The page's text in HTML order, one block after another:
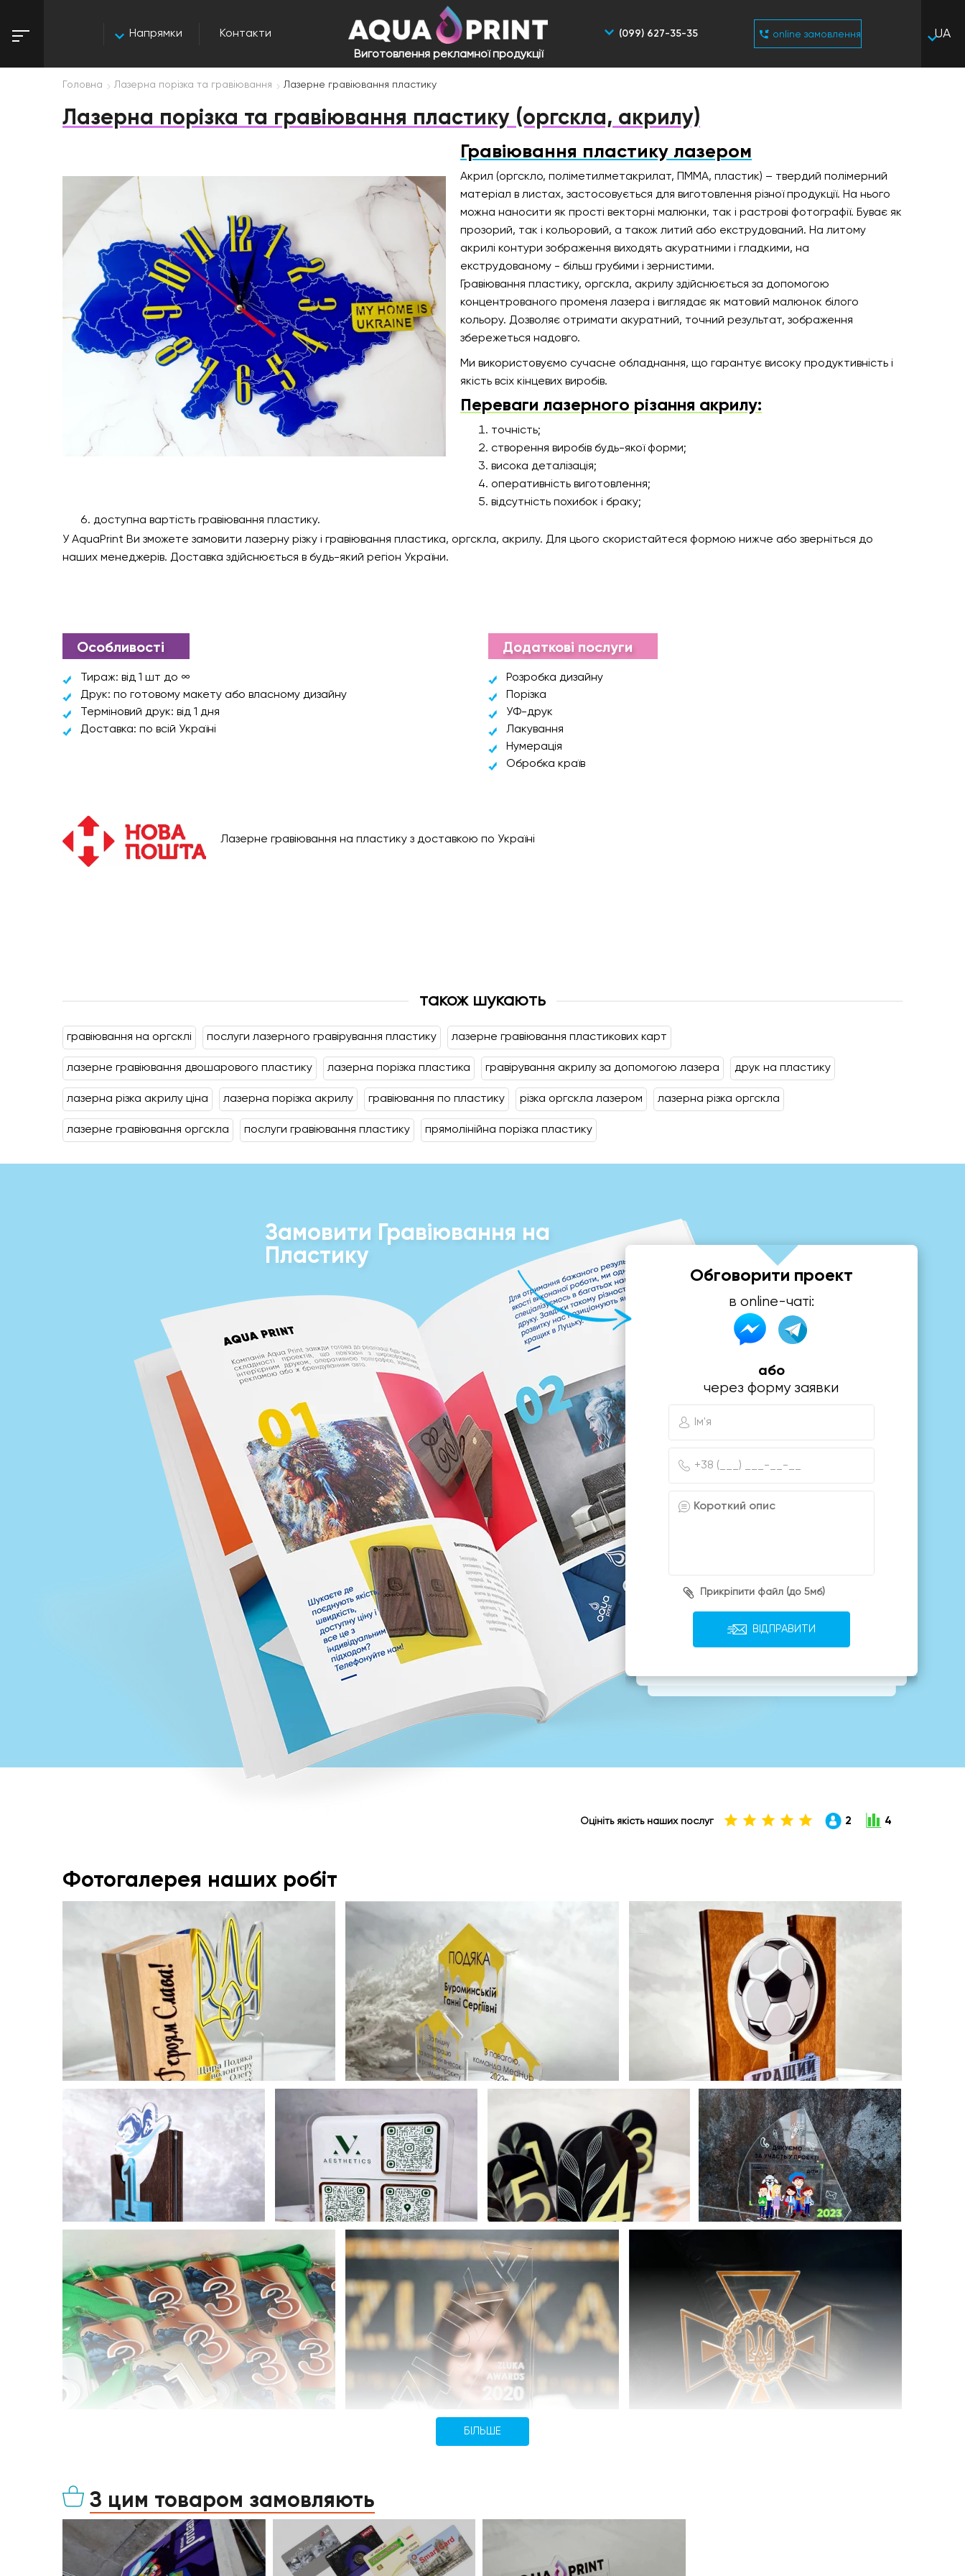
Напрямки
Контакти
Виготовлення рекламної продукції
(099) 627-35-35 online замовлення
UA
Головна Лазерна порізка та гравіювання Лазерне гравіювання пластику
Лазерна порізка та гравіювання пластику (оргскла, акрилу)
Гравіювання пластику лазером
Акрил (оргскло, поліметилметакрилат, ПММА, пластик) – твердий полімерний
матеріал в листах, застосовується для виготовлення різної продукції. На нього
можна наносити як прості векторні малюнки, так і растрові фотографії. Буває як
прозорий, так і кольоровий, а також литий або екструдований. На литому
акрилі контури зображення виходять акуратними і гладкими, на
екструдованому - більш грубими і зернистими.
Гравіювання пластику, оргскла, акрилу здійснюється за допомогою
концентрованого променя лазера і виглядає як матовий малюнок білого
кольору. Дозволяє отримати акуратний, точний результат, зображення
збережеться надовго.
Ми використовуємо сучасне обладнання, що гарантує високу продуктивність і
якість всіх кінцевих виробів.
Переваги лазерного різання акрилу:
точність;
створення виробів будь-якої форми;
висока деталізація;
оперативність виготовлення;
відсутність похибок і браку;
доступна вартість гравіювання пластику.
У AquaPrint Ви зможете замовити лазерну різку і гравіювання пластика, оргскла, акрилу. Для цього скористайтеся формою нижче або зверніться до
наших менеджерів. Доставка здійснюється в будь-який регіон України.
Особливості
Тираж: від 1 шт до ∞
Друк: по готовому макету або власному дизайну
Терміновий друк: від 1 дня
Доставка: по всій Україні
Додаткові послуги
Розробка дизайну
Порізка
УФ-друк
Лакування
Нумерація
Обробка країв
Лазерне гравіювання на пластику з доставкою по Україні
також шукають
гравіювання на оргсклі послуги лазерного гравірування пластику лазерне гравіювання пластикових карт
лазерне гравіювання двошарового пластику лазерна порізка пластика гравірування акрилу за допомогою лазера друк на пластику
лазерна різка акрилу ціна лазерна порізка акрилу гравіювання по пластику різка оргскла лазером лазерна різка оргскла
лазерне гравіювання оргскла послуги гравіювання пластику прямолінійна порізка пластику
Замовити Гравіювання на
Пластику
Обговорити проект
в online-чаті:
або
через форму заявки
Прикріпити файл (до 5мб)
ВІДПРАВИТИ
Оцініть якість наших послуг 2 4
Фотогалерея наших робіт
БІЛЬШЕ
З цим товаром замовляють